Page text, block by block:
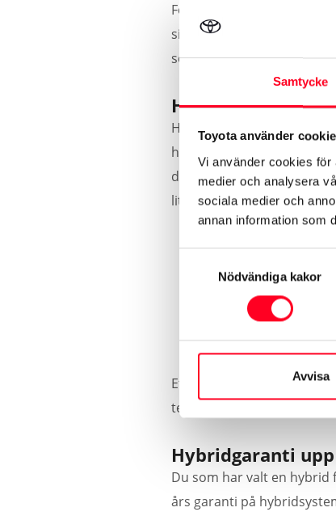
Samtycke
Toyota använder
Vi använder cookies för
medier och analysera
sociala medier och
annan information som
Nödvändiga kakor
Avvisa
För oss på Toyota är en
sig du köpt din bil nyligen
service – och att du får
Hybridservice
Hybridservice görs årligen
hybridbil är inte
datorprogram för att testa
liten del:
Diagnos av
Hälsokontroll av
Test av batteriets
Belastningstest av
Kontroll av
Efter kontrollen får du en
testet.
Hybridgaranti
Du som har valt en hybrid
års garanti på